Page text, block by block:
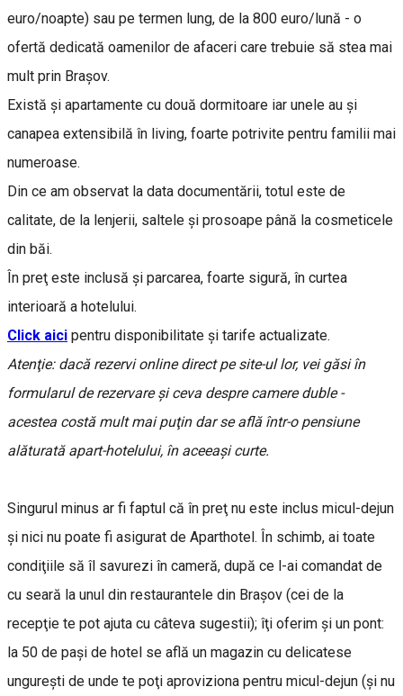
euro/noapte) sau pe termen lung, de la 800 euro/lună - o
ofertă dedicată oamenilor de afaceri care trebuie să stea mai
mult prin Braşov.
Există şi apartamente cu două dormitoare iar unele au şi
canapea extensibilă în living, foarte potrivite pentru familii mai
numeroase.
Din ce am observat la data documentării, totul este de
calitate, de la lenjerii, saltele şi prosoape până la cosmeticele
din băi.
În preţ este inclusă şi parcarea, foarte sigură, în curtea
interioară a hotelului.
Click aici pentru disponibilitate și tarife actualizate.
Atenţie: dacă rezervi online direct pe site-ul lor, vei găsi în
formularul de rezervare şi ceva despre camere duble -
acestea costă mult mai puţin dar se află într-o pensiune
alăturată apart-hotelului, în aceeaşi curte.
Singurul minus ar fi faptul că în preţ nu este inclus micul-dejun
şi nici nu poate fi asigurat de Aparthotel. În schimb, ai toate
condiţiile să îl savurezi în cameră, după ce l-ai comandat de
cu seară la unul din restaurantele din Braşov (cei de la
recepţie te pot ajuta cu câteva sugestii); îţi oferim şi un pont:
la 50 de paşi de hotel se află un magazin cu delicatese
ungureşti de unde te poţi aproviziona pentru micul-dejun (şi nu